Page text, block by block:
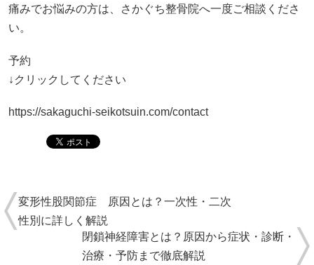
痛みでお悩みの方は、さかぐち整骨院へ一度ご相談くださ
い。
予約
↓クリックしてください
https://sakaguchi-seikotsuin.com/contact
変形性股関節症 原因とは？一次性・二次
性別に詳しく解説
閉鎖神経障害とは？原因から症状・診断・
治療・予防まで徹底解説